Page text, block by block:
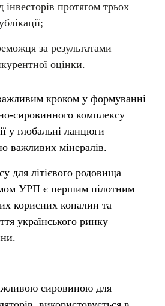
інвесторів протягом трьох
за результатами
оцінки.
кроком у формуванні
сировинного комплексу
у глобальні ланцюги
важливих мінералів.
для літієвого родовища
УРП є першим пілотним
корисних копалин та
українського ринку
сировиною для